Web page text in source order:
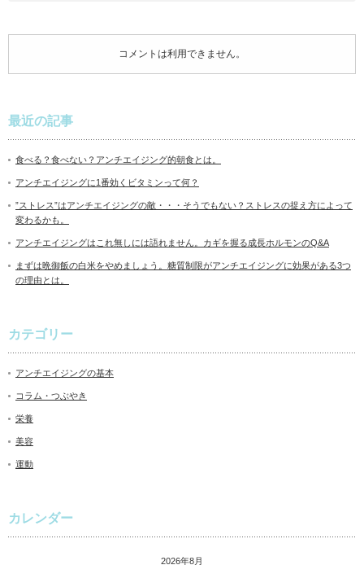
コメントは利用できません。
最近の記事
食べる？食べない？アンチエイジング的朝食とは。
アンチエイジングに1番効くビタミンって何？
”ストレス”はアンチエイジングの敵・・・そうでもない？ストレスの捉え方によって
変わるかも。
アンチエイジングはこれ無しには語れません。カギを握る成長ホルモンのQ&A
まずは晩御飯の白米をやめましょう。糖質制限がアンチエイジングに効果がある3つ
の理由とは。
カテゴリー
アンチエイジングの基本
コラム・つぶやき
栄養
美容
運動
カレンダー
2026年8月